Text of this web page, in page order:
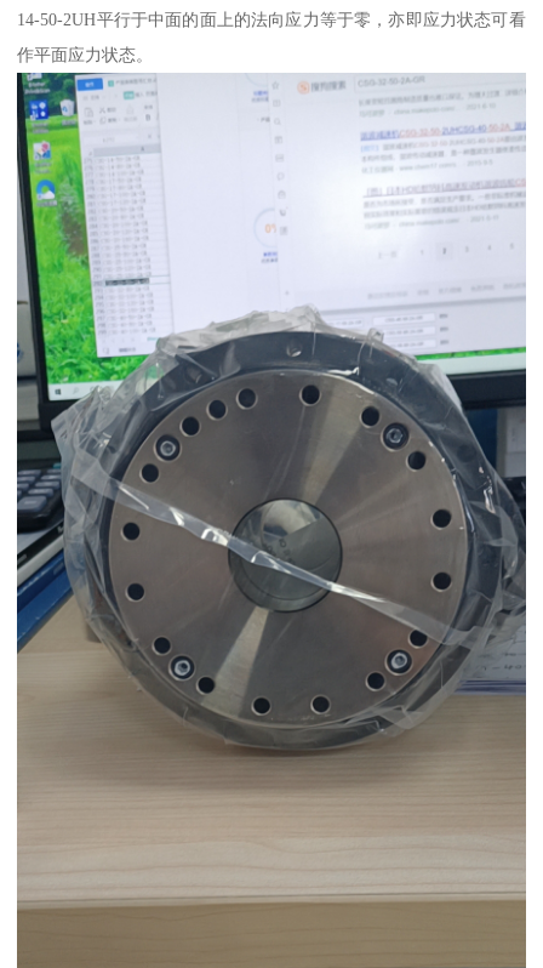
14-50-2UH平行于中面的面上的法向应力等于零，亦即应力状态可看
作平面应力状态。